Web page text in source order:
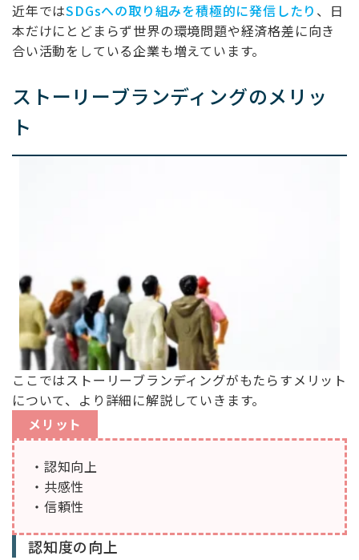
近年ではSDGsへの取り組みを積極的に発信したり 、日
本だけにとどまらず世界の環境問題や経済格差に向き
合い活動をしている企業も増えています。
ストーリーブランディングのメリッ
ト
ここではストーリーブランディングがもたらすメリット
について、より詳細に解説していきます。
メリット
・認知向上
・共感性
・信頼性
認知度の向上